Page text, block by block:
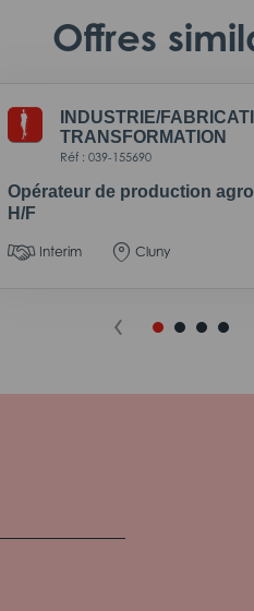
Offres
INDUSTRIE/
TRANSFORMATION
Réf : 039-155690
Opérateur de production
H/F
Interim Cluny